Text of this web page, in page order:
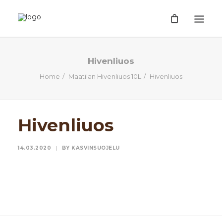
TUOTTEET
EHDOT
Hivenliuos
Home Maatilan Hivenliuos 10L Hivenliuos
Hivenliuos
14.03.2020 | BY KASVINSUOJELU